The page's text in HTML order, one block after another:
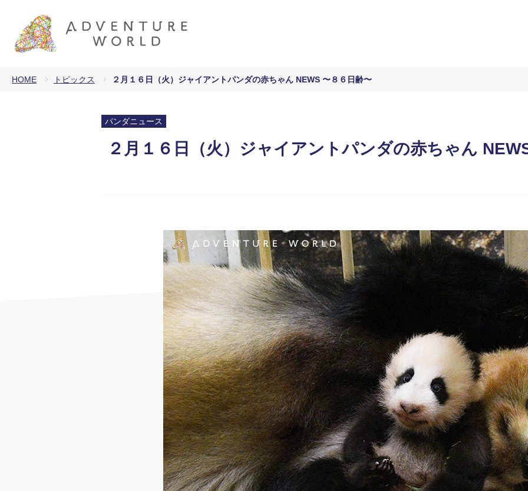
HOME トピックス ２月１６日（火）ジャイアントパンダの赤ちゃん NEWS 〜８６日齢〜
パンダニュース
２月１６日（火）ジャイアントパンダの赤ちゃん